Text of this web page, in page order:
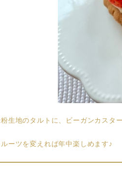
生地のタルトに、ビーガンカスタ
ルーツを変えれば年中楽しめます♪